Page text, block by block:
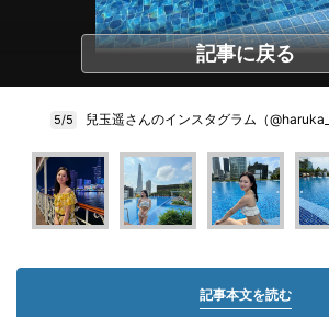
記事に戻る
5/5 兒玉遥さんのインスタグラム（
記事本文を読む